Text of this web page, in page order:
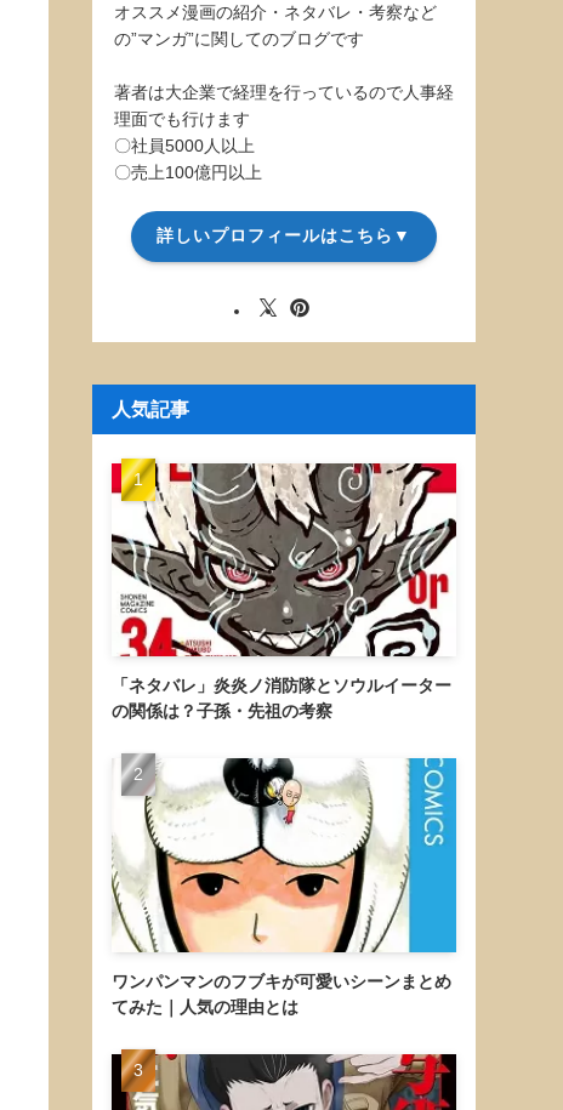
オススメ漫画の紹介・ネタバレ・考察など
の”マンガ”に関してのブログです
著者は大企業で経理を行っているので人事経
理面でも行けます
〇社員5000人以上
〇売上100億円以上
詳しいプロフィールはこちら▼
人気記事
「ネタバレ」炎炎ノ消防隊とソウルイーター
の関係は？子孫・先祖の考察
ワンパンマンのフブキが可愛いシーンまとめ
てみた｜人気の理由とは